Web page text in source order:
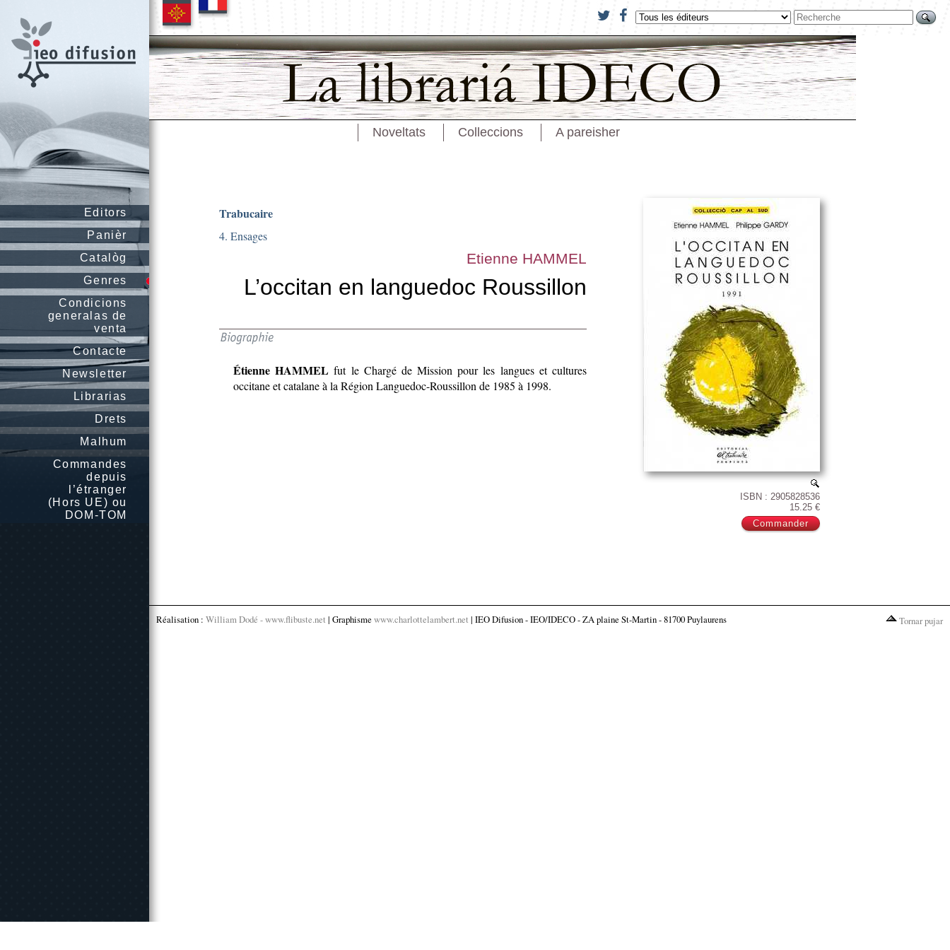
Editors
Panièr
Catalòg
Genres
Condicions
generalas de
venta
Contacte
Newsletter
Librarias
Drets
Malhum
Commandes
depuis
l’étranger
(Hors UE) ou
DOM-TOM
Noveltats Colleccions A pareisher
ISBN : 2905828536
15.25 €
Trabucaire
4. Ensages
Etienne HAMMEL
L’occitan en languedoc Roussillon
Étienne HAMMEL fut le Chargé de Mission pour les langues et cultures
occitane et catalane à la Région Languedoc-Roussillon de 1985 à 1998.
Réalisation : William Dodé - www.flibuste.net | Graphisme www.charlottelambert.net | IEO Difusion - IEO/IDECO - ZA plaine St-Martin - 81700 Puylaurens Tornar pujar